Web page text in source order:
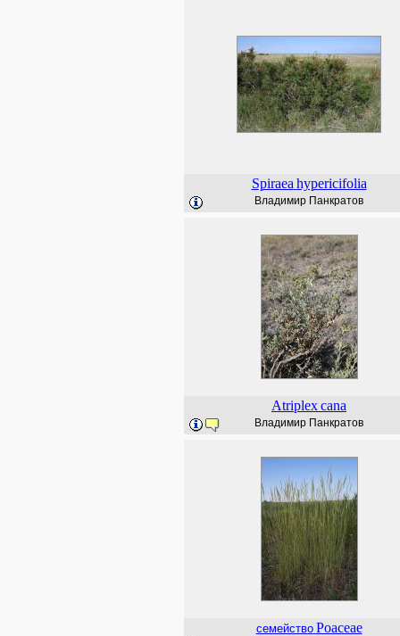
Spiraea hypericifolia
Владимир Панкратов
Atriplexcana
Владимир Панкратов
семейство Poaceae